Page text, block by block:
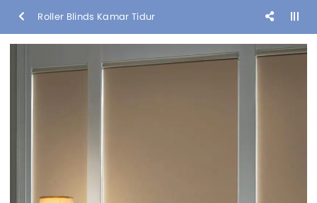
Roller Blinds Kamar Tidur